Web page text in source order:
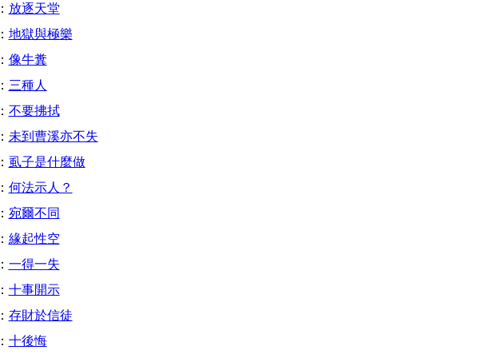
放逐天堂
地獄與極樂
像牛糞
三種人
不要拂拭
未到曹溪亦不失
虱子是什麼做
何法示人？
宛爾不同
緣起性空
一得一失
十事開示
存財於信徒
十後悔